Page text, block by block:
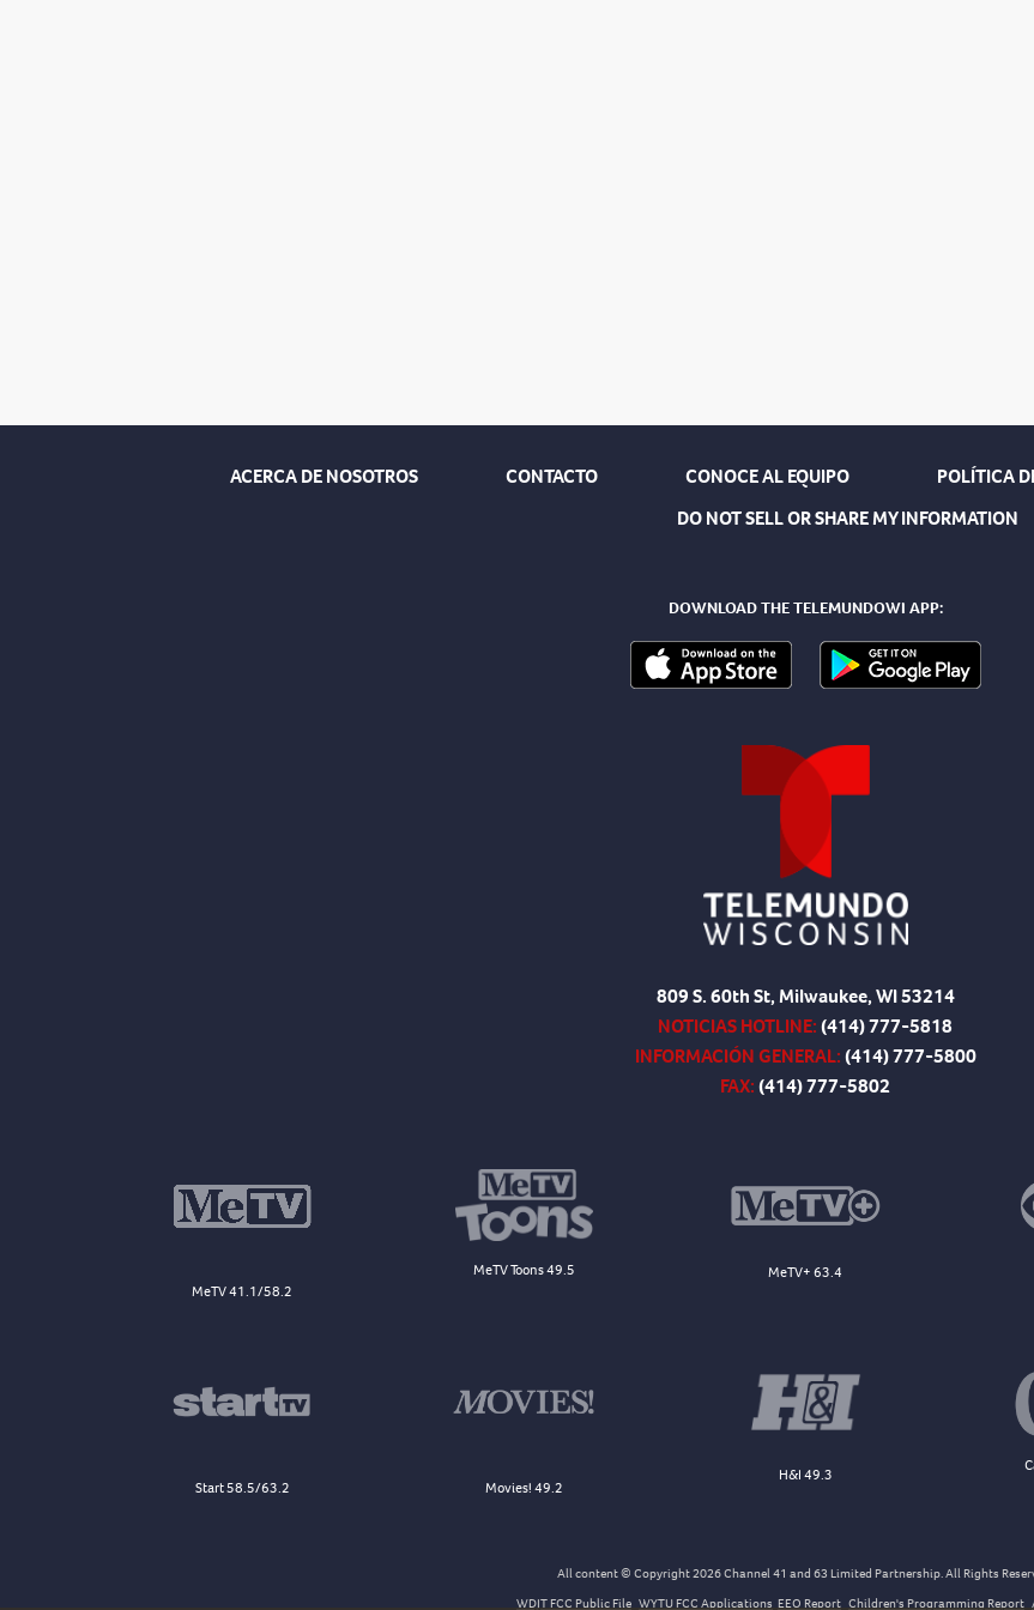
ACERCA DE NOSOTROS CONTACTO CONOCE AL EQUIPO POLÍTICA
DO NOT SELL OR SHARE MY INFORMATION
DOWNLOAD THE TELEMUNDOWI APP:
809 S. 60th St, Milwaukee, WI 53214
NOTICIAS HOTLINE:(414) 777-5818
INFORMACIÓN GENERAL:(414) 777-5800
FAX:(414) 777-5802
MeTV 41.1/58.2
MeTV Toons 49.5 MeTV+ 63.4
Start 58.5/63.2 Movies! 49.2
H&I 49.3
All content © Copyright 2026 Channel 41 and 63 Limited Partnership. All Rights
WDJT FCC Public File WYTU FCC Applications EEO Report Children's Programming Report